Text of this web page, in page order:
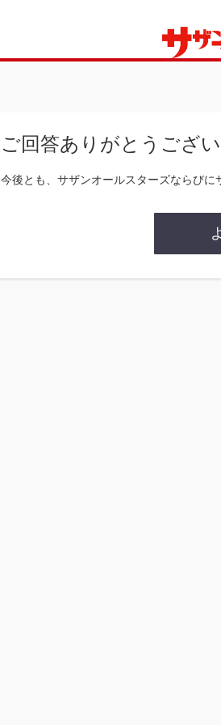
ご回答ありがとうござ
今後とも、サザンオールスターズならびに